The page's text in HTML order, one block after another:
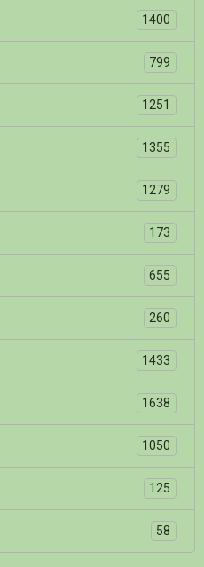
1400
799
1251
1355
1279
173
655
260
1433
1638
1050
125
58